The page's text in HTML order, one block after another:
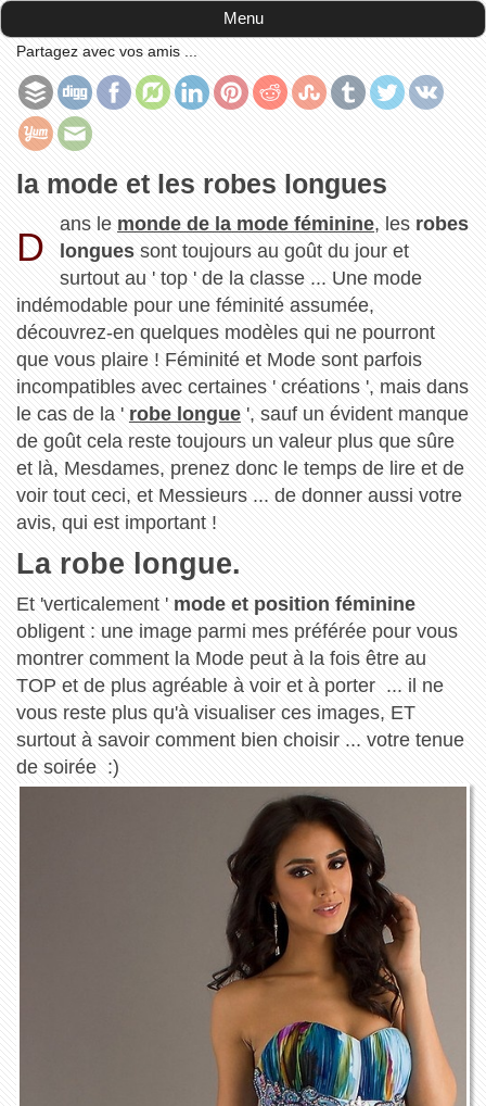
la mode et les robes longues
Partagez avec vos amis ...
la mode et les robes longues
D
ans le monde de la mode féminine, les robes
longues sont toujours au goût du jour et
surtout au ' top ' de la classe ... Une mode
indémodable pour une féminité assumée,
découvrez-en quelques modèles qui ne pourront
que vous plaire ! Féminité et Mode sont parfois
incompatibles avec certaines ' créations ', mais dans
le cas de la ' robe longue', sauf un évident manque
de goût cela reste toujours un valeur plus que sûre
et là, Mesdames, prenez donc le temps de lire et de
voir tout ceci, et Messieurs ... de donner aussi votre
avis, qui est important !
La robe longue.
Et 'verticalement ' mode et position féminine
obligent : une image parmi mes préférée pour vous
montrer comment la Mode peut à la fois être au
TOP et de plus agréable à voir et à porter ... il ne
vous reste plus qu'à visualiser ces images, ET
surtout à savoir comment bien choisir ... votre tenue
de soirée :)
Menu